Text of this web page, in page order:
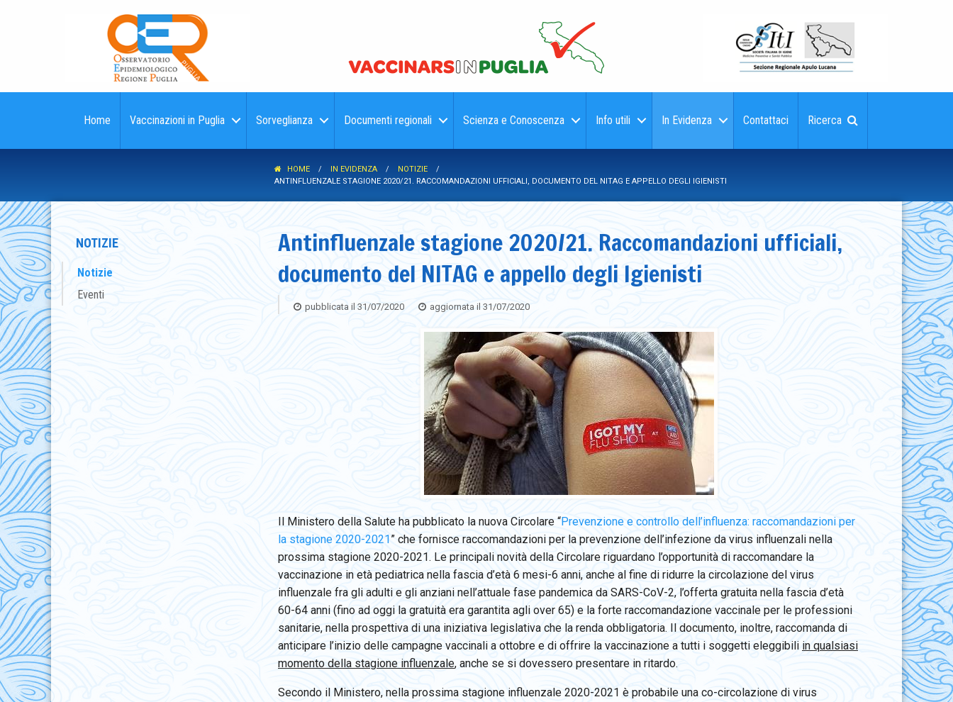
Home Vaccinazioni in Puglia Sorveglianza Documenti regionali Scienza e Conoscenza Info utili In Evidenza Contattaci Ricerca
HOME IN EVIDENZA
NOTIZIE
ANTINFLUENZALE STAGIONE 2020/21. RACCOMANDAZIONI UFFICIALI, DOCUMENTO DEL NITAG E APPELLO DEGLI IGIENISTI
NOTIZIE
Notizie
Eventi
Antinfluenzale stagione 2020/21. Raccomandazioni ufficiali,
documento del NITAG e appello degli Igienisti
pubblicata il 31/07/2020 aggiornata il 31/07/2020
Il Ministero della Salute ha pubblicato la nuova Circolare “Prevenzione e controllo dell’influenza: raccomandazioni per
la stagione 2020-2021” che fornisce raccomandazioni per la prevenzione dell’infezione da virus influenzali nella
prossima stagione 2020-2021. Le principali novità della Circolare riguardano l’opportunità di raccomandare la
vaccinazione in età pediatrica nella fascia d’età 6 mesi-6 anni, anche al fine di ridurre la circolazione del virus
influenzale fra gli adulti e gli anziani nell’attuale fase pandemica da SARS-CoV-2, l’offerta gratuita nella fascia d’età
60-64 anni (fino ad oggi la gratuità era garantita agli over 65) e la forte raccomandazione vaccinale per le professioni
sanitarie, nella prospettiva di una iniziativa legislativa che la renda obbligatoria. Il documento, inoltre, raccomanda di
anticipare l’inizio delle campagne vaccinali a ottobre e di offrire la vaccinazione a tutti i soggetti eleggibili in qualsiasi
momento della stagione influenzale, anche se si dovessero presentare in ritardo.
Secondo il Ministero, nella prossima stagione influenzale 2020-2021 è probabile una co-circolazione di virus